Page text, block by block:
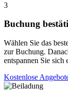
3
Buchung
Wählen Sie das
zur Buchung.
entspannen Sie sich
Kostenlose